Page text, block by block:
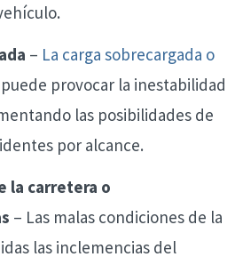
– La carga sobrecargada o
puede provocar la inestabilidad
las posibilidades de
por alcance.
la carretera o
– Las malas condiciones de la
las inclemencias del